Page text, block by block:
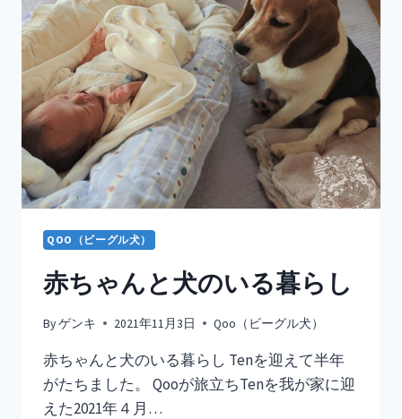
ン
「ど
ら
や
き
マ
リ
ト
ッ
ツ
ォ」
食
べ
い！
QOO（ビーグル犬）
赤ちゃんと犬のいる暮らし
Byゲンキ 2021年11月3日 Qoo（ビーグル犬）
赤ちゃんと犬のいる暮らし Tenを迎えて半年
がたちました。 Qooが旅立ちTenを我が家に迎
えた2021年４月…